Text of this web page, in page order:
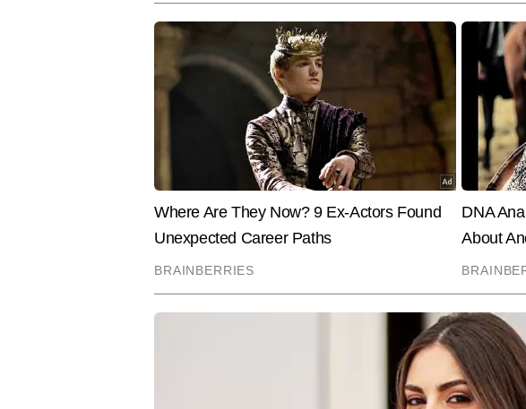
End of Article